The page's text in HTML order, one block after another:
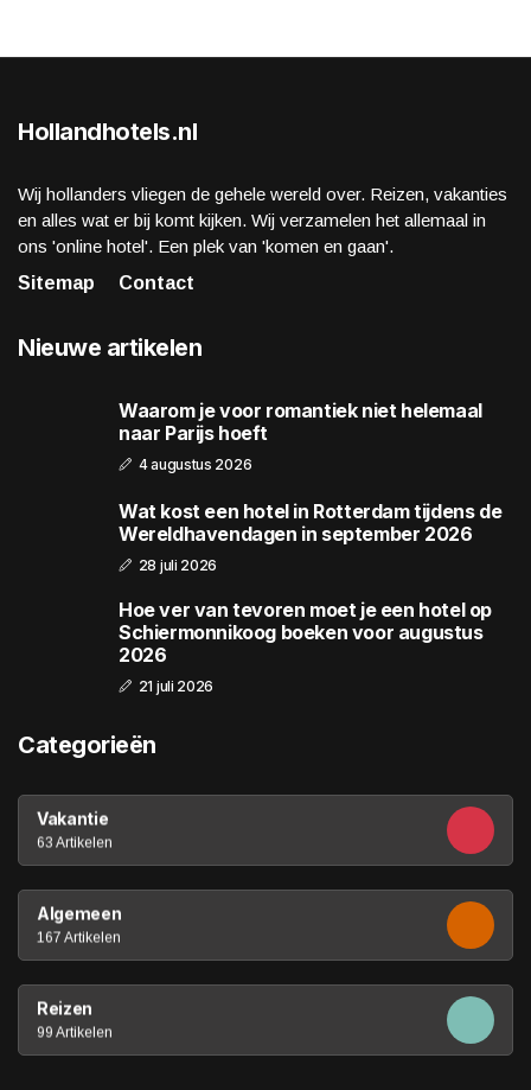
Hollandhotels.nl
Wij hollanders vliegen de gehele wereld over. Reizen, vakanties
en alles wat er bij komt kijken. Wij verzamelen het allemaal in
ons 'online hotel'. Een plek van 'komen en gaan'.
Sitemap
Contact
Nieuwe artikelen
Waarom je voor romantiek niet helemaal
naar Parijs hoeft
4 augustus 2026
Wat kost een hotel in Rotterdam tijdens de
Wereldhavendagen in september 2026
28 juli 2026
Hoe ver van tevoren moet je een hotel op
Schiermonnikoog boeken voor augustus
2026
21 juli 2026
Categorieën
Vakantie
63 Artikelen
Algemeen
167 Artikelen
Reizen
99 Artikelen